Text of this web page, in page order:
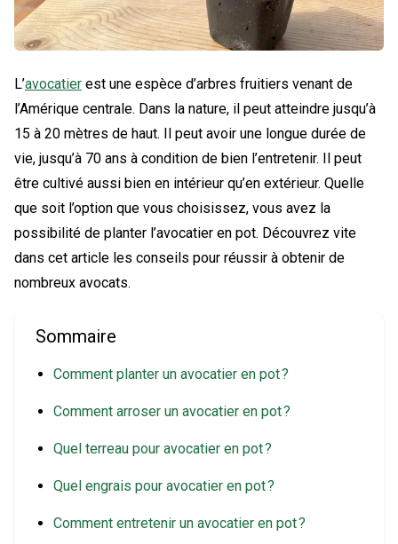
L’avocatier est une espèce d’arbres fruitiers venant de
l’Amérique centrale. Dans la nature, il peut atteindre jusqu’à
15 à 20 mètres de haut. Il peut avoir une longue durée de
vie, jusqu’à 70 ans à condition de bien l’entretenir. Il peut
être cultivé aussi bien en intérieur qu’en extérieur. Quelle
que soit l’option que vous choisissez, vous avez la
possibilité de planter l’avocatier en pot. Découvrez vite
dans cet article les conseils pour réussir à obtenir de
nombreux avocats.
Sommaire
Comment planter un avocatier en pot ?
Comment arroser un avocatier en pot ?
Quel terreau pour avocatier en pot ?
Quel engrais pour avocatier en pot ?
Comment entretenir un avocatier en pot ?